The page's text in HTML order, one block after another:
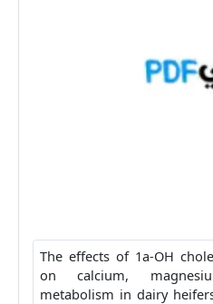
The effects of 1a-OH
on calcium,
metabolism in dairy